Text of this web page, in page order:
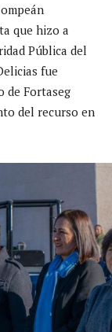
que hizo a
Pública del
fue
de Fortaseg
del recurso en